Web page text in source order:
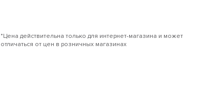
*Цена действительна только для интернет-магазина и может
отличаться от цен в розничных магазинах